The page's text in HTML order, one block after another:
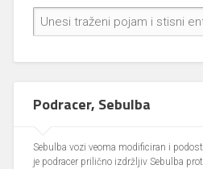
Podracer, Sebulba
Sebulba vozi veoma modificiran i
je podracer prilično izdržljiv Sebulba